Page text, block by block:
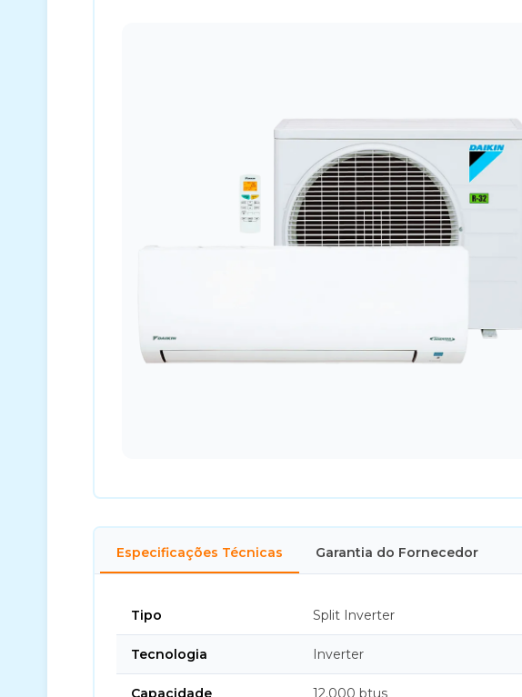
Especificações Técnicas Garantia do Fornecedor
Tipo Split Inverter
Tecnologia Inverter
Capacidade 12.000 btus